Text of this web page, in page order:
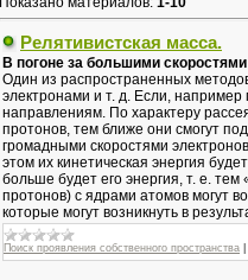
Релятивистская масса.
В погоне за большими скоростями
Один из распространенных
электронами и т. д. Если, например
направлениям. По характеру
протонов, тем ближе они смогут
громадными скоростями
этом их кинетическая энергия
больше будет его энергия, т. е.
протонов) с ядрами атомов могут
которые могут возникнуть в
Поиск проявления собственного пространства